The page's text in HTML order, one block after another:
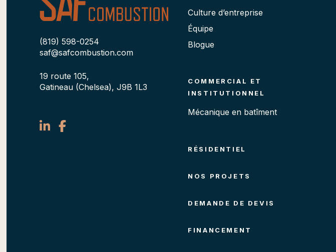
(819) 598-0254
saf@safcombustion.com
19 route 105,
Gatineau (Chelsea), J9B 1L3
Culture d’entreprise
Équipe
Blogue
COMMERCIAL ET
INSTITUTIONNEL
Mécanique en batîment
RÉSIDENTIEL
NOS PROJETS
DEMANDE DE DEVIS
FINANCEMENT